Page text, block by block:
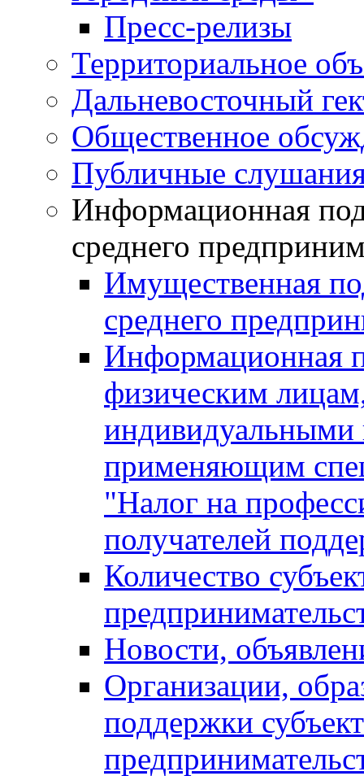
Пресс-релизы
Территориальное
Дальневосточный
Общественное
Публичные
Информационная
среднего
Имущественная
среднего
Информационная
физическим
индивидуальными
применяющим
"Налог на
получателей
Количество
Новости,
Организации,
поддержки